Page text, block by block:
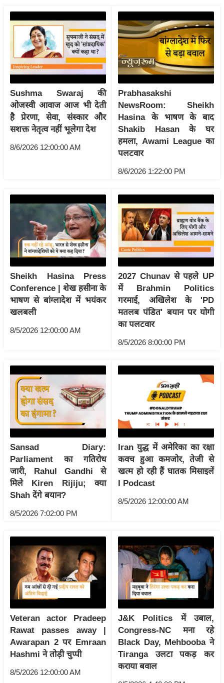
ख्सि
य
यं
ग
इं
डि
या
सा
त्य
ऑ
र्ल्ड
न्यू
ज
ब्री
फ
म
नो
न
ज
बॉ
वु
ड
हॉ
ली
वु
ड
स
क्षा
B
r
e
a
k
n
Sushma Swaraj की
ओजस्वी आवाज आज भी देती
है प्रेरणा, सेवा, संस्कार और
सशक्त नेतृत्व नहीं भूलेगा देश
8/6/2026 12:00:00 AM
Prabhasakshi
NewsRoom: Sheikh
Hasina के भाषण के बाद
Shakib Hasan के घर
हमला, Awami League का
पलटवार
8/6/2026 1:22:00 PM
Sheikh Hasina Press
Conference | शेख हसीना के
भाषण से बांग्लादेश में भयंकर
खलबली
8/5/2026 12:00:00 AM
2027 Chunav से पहले UP
में Brahmin Politics
गरमाई, अखिलेश के 'PD
मतलब पंडित' बयान पर योगी
का पलटवार
8/5/2026 8:00:00 PM
Sansad Diary:
Parliament का गतिरोध
जारी, Rahul Gandhi से
मिले Kiren Rijiju; क्या
Shah देंगे बयान?
8/5/2026 7:02:00 PM
Iran युद्ध में अमेरिका का रक्षा
कवच हुआ कमजोर, तेजी से
खत्म हो रही हैं घातक मिसाइलें
I Podcast
8/5/2026 12:00:00 AM
Veteran actor Pradeep
Rawat passes away |
Awarapan 2 पर Emraan
Hashmi ने तोड़ी चुप्पी
8/5/2026 12:00:00 AM
J&K Politics में उबाल,
Congress-NC मना रहे
Black Day, Mehbooba ने
Tiranga उलटा पकड़ कर
कराया बवाल